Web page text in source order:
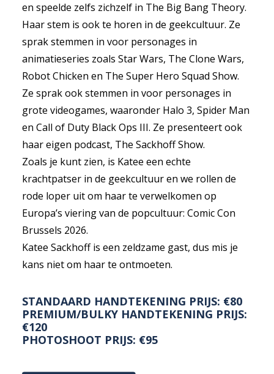
en speelde zelfs zichzelf in The Big Bang Theory.
Haar stem is ook te horen in de geekcultuur. Ze
sprak stemmen in voor personages in
animatieseries zoals Star Wars, The Clone Wars,
Robot Chicken en The Super Hero Squad Show.
Ze sprak ook stemmen in voor personages in
grote videogames, waaronder Halo 3, Spider Man
en Call of Duty Black Ops III. Ze presenteert ook
haar eigen podcast, The Sackhoff Show.
Zoals je kunt zien, is Katee een echte
krachtpatser in de geekcultuur en we rollen de
rode loper uit om haar te verwelkomen op
Europa’s viering van de popcultuur: Comic Con
Brussels 2026.
Katee Sackhoff is een zeldzame gast, dus mis je
kans niet om haar te ontmoeten.
STANDAARD HANDTEKENING PRIJS: €80
PREMIUM/BULKY HANDTEKENING PRIJS:
€120
PHOTOSHOOT PRIJS: €95